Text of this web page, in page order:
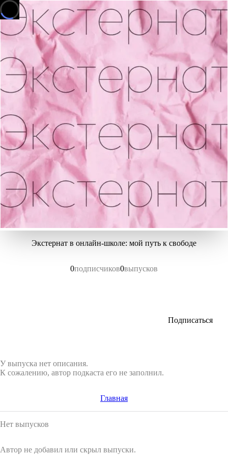
Экстернат в онлайн-школе: мой путь к свободе
0подписчиков0выпусков
Подписаться
У выпуска нет описания.
К сожалению, автор подкаста его не заполнил.
Главная
Нет выпусков
Автор не добавил или скрыл выпуски.